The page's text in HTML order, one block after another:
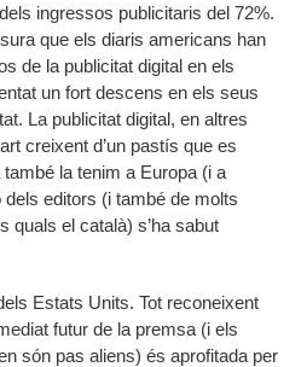
ingressos publicitaris del 72%.
que els diaris americans han
de la publicitat digital en els
un fort descens en els seus
La publicitat digital, en altres
creixent d’un pastís que es
la tenim a Europa (i a
editors (i també de molts
quals el català) s’ha sabut
Estats Units. Tot reconeixent
futur de la premsa (i els
són pas aliens) és aprofitada per